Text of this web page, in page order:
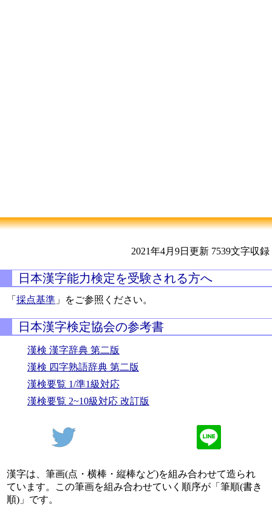
2021年4月9日更新 7539文字収録
日本漢字能力検定を受験される方へ
「採点基準 」をご参照ください。
日本漢字検定協会の参考書
漢検 漢字辞典 第二版
漢検 四字熟語辞典 第二版
漢検要覧 1/準1級対応
漢検要覧 2~10級対応 改訂版
漢字は、筆画(点・横棒・縦棒など)を組み合わせて造られ
ています。この筆画を組み合わせていく順序が「筆順(書き
順)」です。